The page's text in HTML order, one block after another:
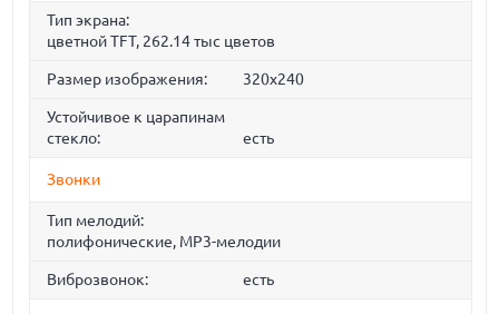
Тип экрана:
цветной TFT, 262.14 тыс цветов
Размер изображения: 320x240
Устойчивое к царапинам
стекло:
есть
Звонки
Тип мелодий:
полифонические, MP3-мелодии
Виброзвонок: есть